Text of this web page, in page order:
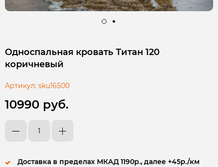
Односпальная кровать Титан 120
коричневый
Артикул: sku16500
10990 руб.
Доставка в пределах МКАД 1190р., далее +45р./км